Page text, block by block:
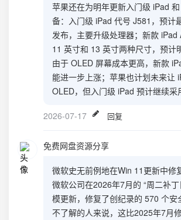
苹果还在为明年更新入门级 iPad
备：入门级 iPad 代号 J581，预计
发布，主要升级处理器；新款 iPad
11 英寸和 13 英寸两种尺寸，预计
由于 OLED 屏幕成本更高，新款
能进一步上涨；苹果也计划未来让
OLED，但入门级 iPad 预计继续采
2026-07-17 回复
免费网盘资源分享
微软史无前例地在Win 11更新中修
微软公司在2026年7月的 “周二补
模更新，修复了创纪录的 570 个安
不了解的人来说，这比2025年7月